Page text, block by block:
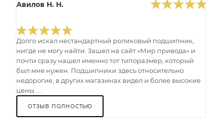
Авилов Н. Н.
Долго искал нестандартный роликовый подшипник,
нигде не могу найти. Зашел на сайт «Мир привода» и
почти сразу нашел именно тот типоразмер, который
был мне нужен. Подшипники здесь относительно
недорогие, в других магазинах видел и более высокие
цены. ...
ОТЗЫВ ПОЛНОСТЬЮ